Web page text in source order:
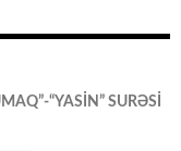
“YASİN” SURƏSİ